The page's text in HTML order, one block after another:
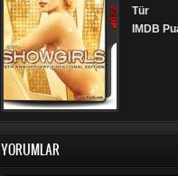
Tür
IMDB
YORUMLAR